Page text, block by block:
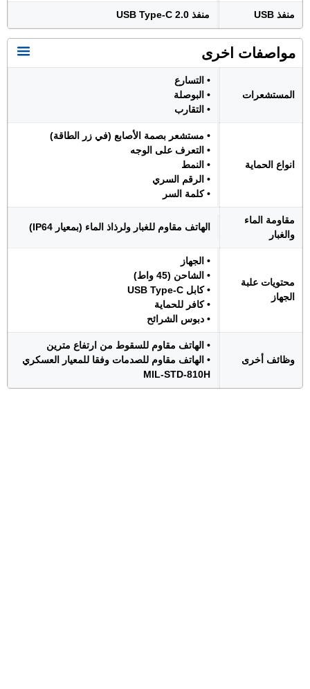
منفذ USB منفذ USB Type-C 2.0
مواصفات اخرى
المستشعرات
• التسارع
• البوصلة
• التقارب
انواع الحماية
• مستشعر بصمة الأصابع (في زر الطاقة)
• التعرف على الوجه
• النمط
• الرقم السري
• كلمة السر
مقاومة الماء
والغبار
الهاتف مقاوم للغبار ولرذاذ الماء (بمعيار IP64)
محتويات علبة
الجهاز
• الجهاز
• الشاحن (45 واط)
• كابل USB Type-C
• كافر للحماية
• دبوس الشرائح
وظائف أخرى
• الهاتف مقاوم للسقوط من ارتفاع مترين
• الهاتف مقاوم للصدمات وفقا للمعيار العسكري
MIL-STD-810H